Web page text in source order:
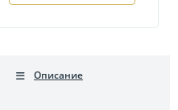
Описание